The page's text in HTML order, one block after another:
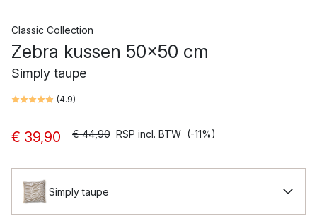
Classic Collection
Zebra kussen 50x50 cm
Simply taupe
(4.9)
€ 39,90 € 44,90 RSP incl. BTW (-11%)
Simply taupe